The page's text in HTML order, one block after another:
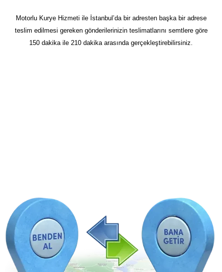
Motorlu Kurye Hizmeti ile İstanbul’da bir adresten başka bir adrese
teslim edilmesi gereken gönderilerinizin teslimatlarını semtlere göre
150 dakika ile 210 dakika arasında gerçekleştirebilirsiniz.